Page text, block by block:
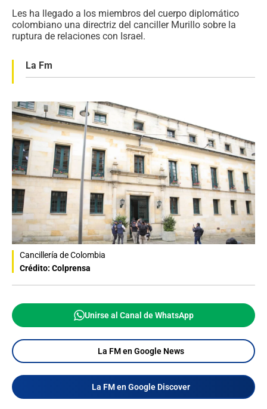
Les ha llegado a los miembros del cuerpo diplomático
colombiano una directriz del canciller Murillo sobre la
ruptura de relaciones con Israel.
La Fm
Cancillería de Colombia
Crédito: Colprensa
Unirse al Canal de WhatsApp
La FM en Google News
La FM en Google Discover